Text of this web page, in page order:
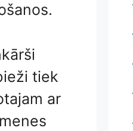
tiek
ar